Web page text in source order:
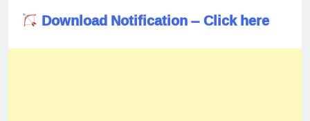
Download Notification – Click here